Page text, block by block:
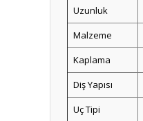
Uzunluk
Malzeme
Kaplama
Diş Yapısı
Uç Tipi